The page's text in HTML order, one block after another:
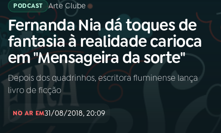
Buscar
na
Rádio
MEC
Buscar
Início AO VIVO
INÍCIO
PODCAST Arte Clube
Fernanda Nia dá toques de
fantasia à realidade carioca
em "Mensageira da sorte"
Depois dos quadrinhos, escritora fluminense lança
livro de ficção
NO AR EM31/08/2018, 20:09